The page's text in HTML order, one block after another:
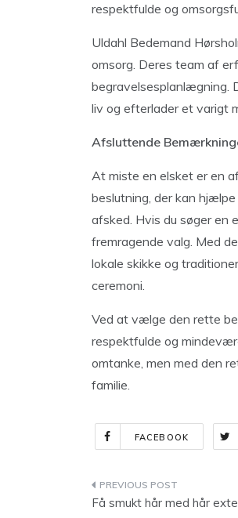
respektfulde og
Uldahl Bedemand
omsorg. Deres team af
begravelsesplanlægning.
liv og efterlader et varigt
Afsluttende
At miste en elsket er en
beslutning, der kan
afsked. Hvis du søger en
fremragende valg. Med
lokale skikke og
ceremoni.
Ved at vælge den rette
respektfulde og
omtanke, men med den
familie.
FACEBOOK
Få smukt hår med hår